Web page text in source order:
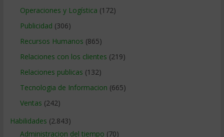
Operaciones y Logística (172)
Publicidad (306)
Recursos Humanos (865)
Relaciones con los clientes (219)
Relaciones publicas (132)
Tecnologia de Informacion (665)
Ventas (242)
Habilidades (2.843)
Administracion del tiempo (70)